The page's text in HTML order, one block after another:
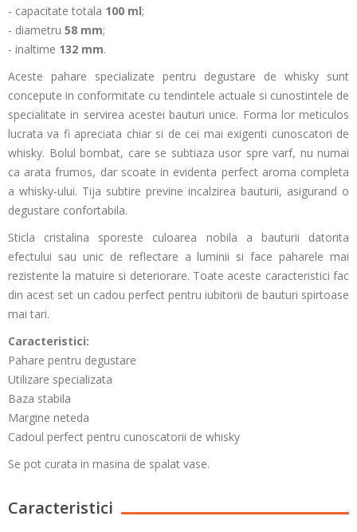
- capacitate totala 100 ml;
- diametru 58 mm;
- inaltime 132 mm.
Aceste pahare specializate pentru degustare de whisky sunt
concepute in conformitate cu tendintele actuale si cunostintele de
specialitate in servirea acestei bauturi unice. Forma lor meticulos
lucrata va fi apreciata chiar si de cei mai exigenti cunoscatori de
whisky. Bolul bombat, care se subtiaza usor spre varf, nu numai
ca arata frumos, dar scoate in evidenta perfect aroma completa
a whisky-ului. Tija subtire previne incalzirea bauturii, asigurand o
degustare confortabila.
Sticla cristalina sporeste culoarea nobila a bauturii datorita
efectului sau unic de reflectare a luminii si face paharele mai
rezistente la matuire si deteriorare. Toate aceste caracteristici fac
din acest set un cadou perfect pentru iubitorii de bauturi spirtoase
mai tari.
Caracteristici:
Pahare pentru degustare
Utilizare specializata
Baza stabila
Margine neteda
Cadoul perfect pentru cunoscatorii de whisky
Se pot curata in masina de spalat vase.
Caracteristici